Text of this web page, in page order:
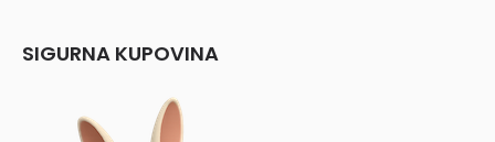
SIGURNA KUPOVINA